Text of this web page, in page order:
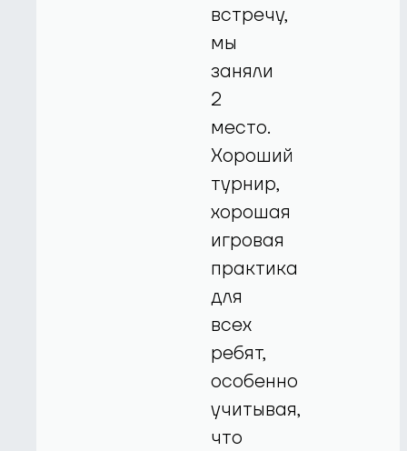
встречу,
мы
заняли
2
место.
Хороший
турнир,
хорошая
игровая
практика
для
всех
ребят,
особенно
учитывая,
что